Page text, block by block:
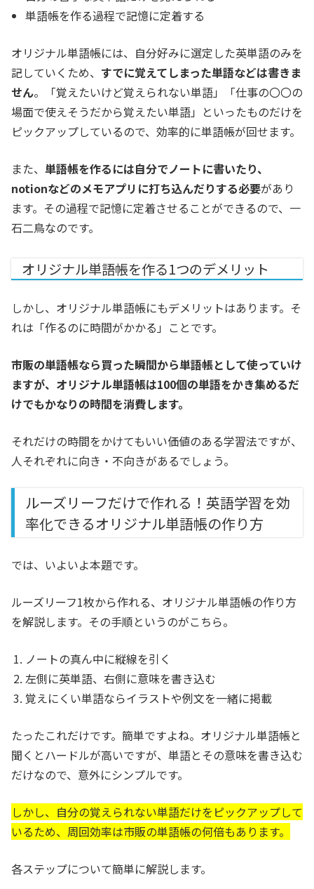
単語帳を作る過程で記憶に定着する
オリジナル単語帳には、自分好みに選定した英単語のみを
記していくため、 すでに覚えてしまった単語などは書きま
せん。
「覚えたいけど覚えられない単語」「仕事の〇〇の
場面で使えそうだから覚えたい単語」といったものだけを
ピックアップしているので、効率的に単語帳が回せます。
また、 単語帳を作るには自分でノートに書いたり、
notionなどのメモアプリに打ち込んだりする必要があり
ます。その過程で記憶に定着させることができるので、一
石二鳥なのです。
オリジナル単語帳を作る1つのデメリット
しかし、オリジナル単語帳にもデメリットはあります。そ
れは「作るのに時間がかかる」ことです。
市販の単語帳なら買った瞬間から単語帳として使っていけ
ますが、オリジナル単語帳は100個の単語をかき集めるだ
けでもかなりの時間を消費します。
それだけの時間をかけてもいい価値のある学習法ですが、
人それぞれに向き・不向きがあるでしょう。
ルーズリーフだけで作れる！英語学習を効
率化できるオリジナル単語帳の作り方
では、いよいよ本題です。
ルーズリーフ1枚から作れる、オリジナル単語帳の作り方
を解説します。その手順というのがこちら。
ノートの真ん中に縦線を引く
左側に英単語、右側に意味を書き込む
覚えにくい単語ならイラストや例文を一緒に掲載
たったこれだけです。簡単ですよね。オリジナル単語帳と
聞くとハードルが高いですが、単語とその意味を書き込む
だけなので、意外にシンプルです。
しかし、自分の覚えられない単語だけをピックアップして
いるため、周回効率は市販の単語帳の何倍もあります。
各ステップについて簡単に解説します。